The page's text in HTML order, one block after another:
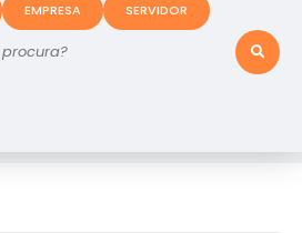
EMPRESA SERVIDOR